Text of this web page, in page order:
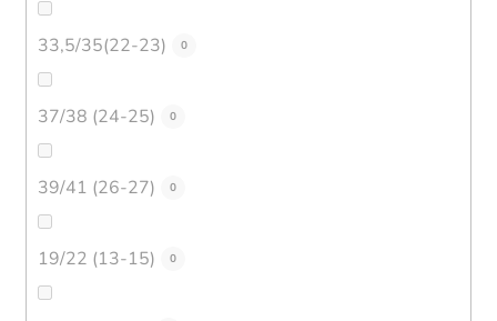
33,5/35(22-23) 0
37/38 (24-25) 0
39/41 (26-27) 0
19/22 (13-15) 0